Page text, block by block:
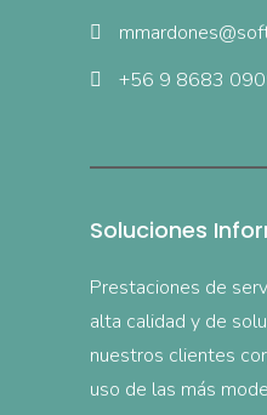
+56 9 8683
Soluciones
Prestaciones de
alta calidad y de
nuestros clientes
uso de las más